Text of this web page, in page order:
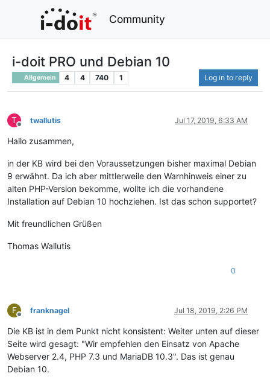
Community
i-doit PRO und Debian 10
Allgemein 4 4 740 1 Log in to reply
T
Offline
twallutis Jul 17, 2019, 6:33 AM
Hallo zusammen,
in der KB wird bei den Voraussetzungen bisher maximal Debian
9 erwähnt. Da ich aber mittlerweile den Warnhinweis einer zu
alten PHP-Version bekomme, wollte ich die vorhandene
Installation auf Debian 10 hochziehen. Ist das schon supportet?
Mit freundlichen Grüßen
Thomas Wallutis
0
F
Offline
franknagel Jul 18, 2019, 2:26 PM
Die KB ist in dem Punkt nicht konsistent: Weiter unten auf dieser
Seite wird gesagt: "Wir empfehlen den Einsatz von Apache
Webserver 2.4, PHP 7.3 und MariaDB 10.3". Das ist genau
Debian 10.